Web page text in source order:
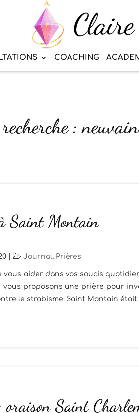
COACHING
:
Saint Montain
Journal, Prières
aider dans vos soucis
vous proposons une prière pour
le strabisme. Saint Montain
oraison Saint